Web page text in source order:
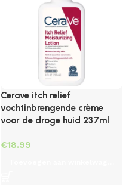
Cerave itch relief
vochtinbrengende crème
voor de droge huid 237ml
€